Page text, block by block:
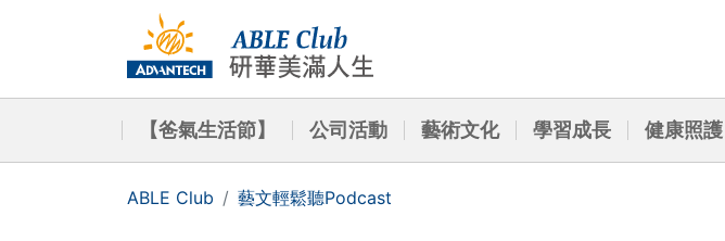
【爸氣生活節】 公司活動 藝術文化 學習成長 健康照護
ABLE Club 藝文輕鬆聽Podcast